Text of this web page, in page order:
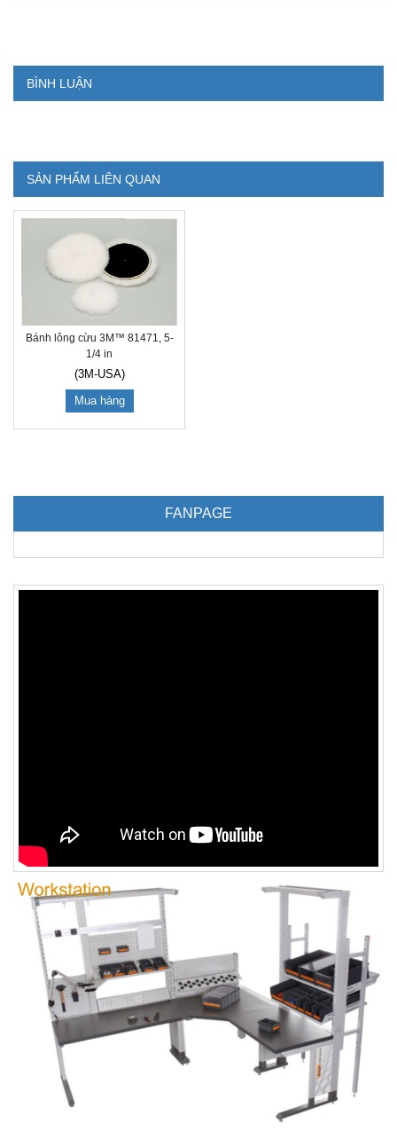
BÌNH LUẬN
SẢN PHẨM LIÊN QUAN
Bánh lông cừu 3M™ 81471, 5-
1/4 in
(3M-USA)
Mua hàng
FANPAGE